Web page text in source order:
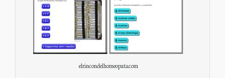
elrincondelhomeopata.com